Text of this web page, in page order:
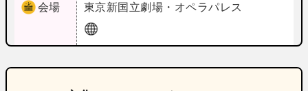
会場 東京新国立劇場・オペラパレス